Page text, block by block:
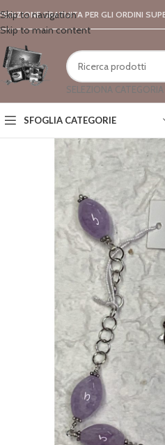
Skip to navigation
Skip to main content
GRATUITA PER GLI ORDINI
SELEZIONA CATEGORIA
SFOGLIA CATEGORIE